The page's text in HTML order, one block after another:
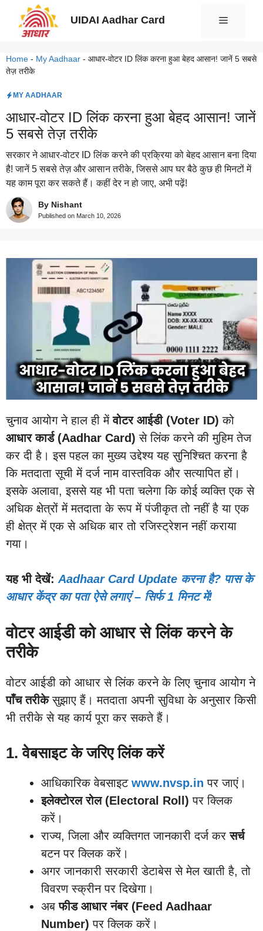
UIDAI Aadhar Card Menu
Home - My Aadhaar - आधार-वोटर ID लिंक करना हुआ बेहद आसान! जानें 5 सबसे
तेज़ तरीके
MY AADHAAR
आधार-वोटर ID लिंक करना हुआ बेहद आसान! जानें
5 सबसे तेज़ तरीके
सरकार ने आधार-वोटर ID लिंक करने की प्रक्रिया को बेहद आसान बना दिया
है! जानें 5 सबसे तेज़ और आसान तरीके, जिससे आप घर बैठे कुछ ही मिनटों में
यह काम पूरा कर सकते हैं। कहीं देर न हो जाए, अभी पढ़ें!
By Nishant
Published on March 10, 2026
चुनाव आयोग ने हाल ही मेंवोटर आईडी (Voter ID) को
आधार कार्ड (Aadhar Card) से लिंक करने की मुहिम तेज
कर दी है। इस पहल का मुख्य उद्देश्य यह सुनिश्चित करना है
कि मतदाता सूची में दर्ज नाम वास्तविक और सत्यापित हों।
इसके अलावा, इससे यह भी पता चलेगा कि कोई व्यक्ति एक से
अधिक क्षेत्रों में मतदाता के रूप में पंजीकृत तो नहीं है या एक
ही क्षेत्र में एक से अधिक बार तो रजिस्ट्रेशन नहीं कराया
गया।
यह भी देखें: Aadhaar Card Update करना है? पास के
आधार केंद्र का पता ऐसे लगाएं – सिर्फ 1 मिनट में!
वोटर आईडी को आधार से लिंक करने के
तरीके
वोटर आईडी को आधार से लिंक करने के लिए चुनाव आयोग ने
पाँच तरीकेसुझाए हैं। मतदाता अपनी सुविधा के अनुसार किसी
भी तरीके से यह कार्य पूरा कर सकते हैं।
1. वेबसाइट के जरिए लिंक करें
आधिकारिक वेबसाइट www.nvsp.in पर जाएं।
इलेक्टोरल रोल (Electoral Roll) पर क्लिक
करें।
राज्य, जिला और व्यक्तिगत जानकारी दर्ज करसर्च
बटन पर क्लिक करें।
अगर जानकारी सरकारी डेटाबेस से मेल खाती है, तो
विवरण स्क्रीन पर दिखेगा।
अबफीड आधार नंबर (Feed Aadhaar
Number) पर क्लिक करें।